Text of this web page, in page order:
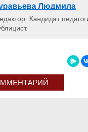
Людмила
Кандидат